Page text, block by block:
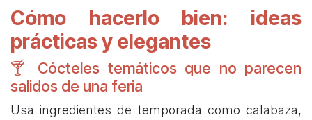
Cómo hacerlo bien: ideas
prácticas y elegantes
🍸 Cócteles temáticos que no parecen
salidos de una feria
Usa ingredientes de temporada como calabaza,